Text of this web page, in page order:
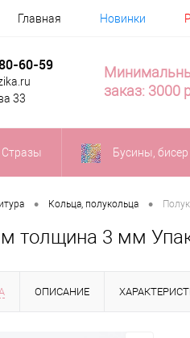
Главная Новинки
60-59
33
заказ: 3000
Стразы Бусины, бисер
• Кольца, полукольца •
толщина 3 мм
ОПИСАНИЕ